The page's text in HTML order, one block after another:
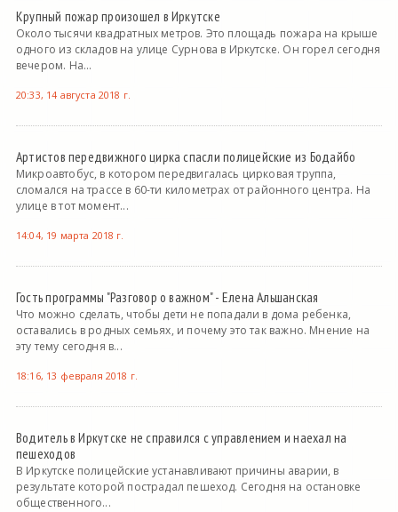
Крупный пожар произошел в Иркутске
Около тысячи квадратных метров. Это площадь пожара на крыше
одного из складов на улице Сурнова в Иркутске. Он горел сегодня
вечером. На...
20:33, 14 августа 2018 г.
Артистов передвижного цирка спасли полицейские из Бодайбо
Микроавтобус, в котором передвигалась цирковая труппа,
сломался на трассе в 60-ти километрах от районного центра. На
улице в тот момент...
14:04, 19 марта 2018 г.
Гость программы "Разговор о важном" - Елена Альшанская
Что можно сделать, чтобы дети не попадали в дома ребенка,
оставались в родных семьях, и почему это так важно. Мнение на
эту тему сегодня в...
18:16, 13 февраля 2018 г.
Водитель в Иркутске не справился с управлением и наехал на
пешеходов
В Иркутске полицейские устанавливают причины аварии, в
результате которой пострадал пешеход. Сегодня на остановке
общественного...